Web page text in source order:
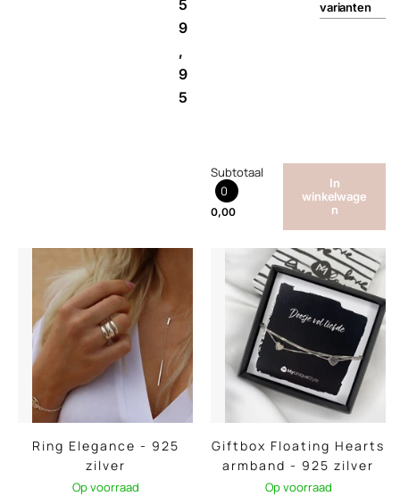
5
9
,
9
5
varianten
Subtotaal
0
0,00
In
winkelwage
n
Ring Elegance - 925
zilver
Op voorraad
Giftbox Floating Hearts
armband - 925 zilver
Op voorraad